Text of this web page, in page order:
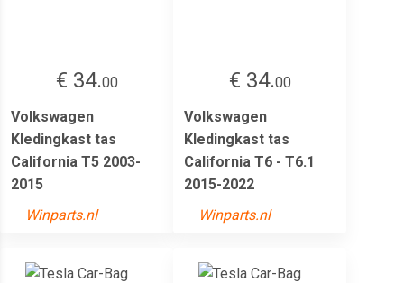
€ 34.00
Volkswagen
Kledingkast tas
California T5 2003-
2015
Winparts.nl
€ 34.00
Volkswagen
Kledingkast tas
California T6 - T6.1
2015-2022
Winparts.nl